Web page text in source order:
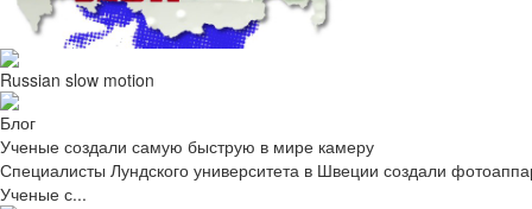
Russian slow motion
Блог
Ученые создали самую быструю в мире камеру
Специалисты Лундского университета в Швеции создали
Ученые с...